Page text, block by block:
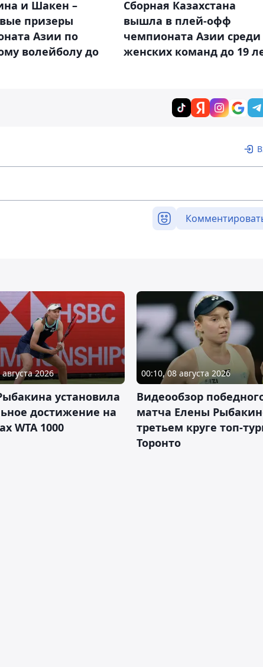
и Шакен –
призеры
Азии по
волейболу до
Сборная Казахстана
вышла в плей-офф
чемпионата Азии среди
женских команд до 19
2026
установила
достижение на
WTA 1000
00:10, 08 августа 2026
Видеообзор
матча Елены
третьем круге топ-
Торонто